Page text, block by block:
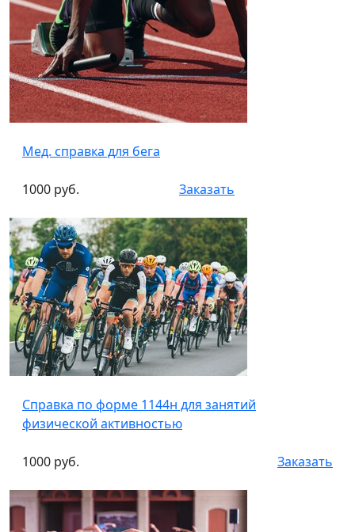
Мед. справка для бега
1000 руб. Заказать
Cправка по форме 1144н для занятий
физической активностью
1000 руб. Заказать